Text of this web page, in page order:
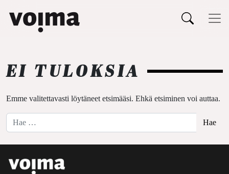
Päävalikko
EI TULOKSIA
Emme valitettavasti löytäneet etsimääsi. Ehkä etsiminen voi auttaa.
Hae: